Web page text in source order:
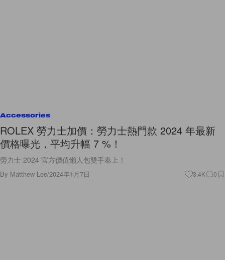
Accessories
ROLEX 勞力士加價：勞力士熱門款 2024 年最新
價格曝光，平均升幅 7 %！
勞力士 2024 官方價值懶人包雙手奉上！
By Matthew Lee/2024年1月7日 3.4K 0